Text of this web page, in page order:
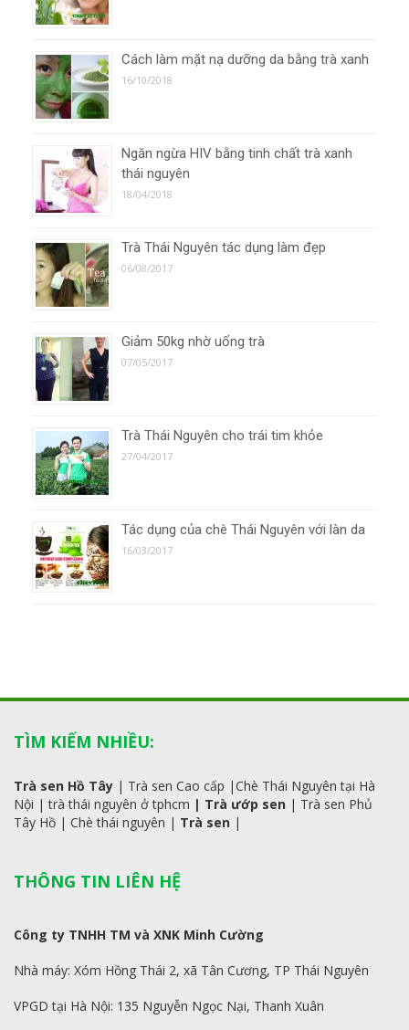
Cách làm mặt nạ dưỡng da bằng trà xanh
16/10/2018
Ngăn ngừa HIV bằng tinh chất trà xanh
thái nguyên
18/04/2018
Trà Thái Nguyên tác dụng làm đẹp
06/08/2017
Giảm 50kg nhờ uống trà
07/05/2017
Trà Thái Nguyên cho trái tim khỏe
27/04/2017
Tác dụng của chè Thái Nguyên với làn da
16/03/2017
TÌM KIẾM NHIỀU:
Trà sen Hồ Tây | Trà sen Cao cấp |Chè Thái Nguyên tại Hà
Nội |trà thái nguyên ở tphcm | Trà ướp sen | Trà sen Phủ
Tây Hồ | Chè thái nguyên | Trà sen |
THÔNG TIN LIÊN HỆ
Công ty TNHH TM và XNK Minh Cường
Nhà máy: Xóm Hồng Thái 2, xã Tân Cương, TP Thái Nguyên
VPGD tại Hà Nội: 135 Nguyễn Ngọc Nại, Thanh Xuân